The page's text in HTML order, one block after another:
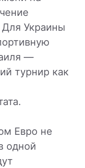
Украины
—
турнир как
Евро не
одной